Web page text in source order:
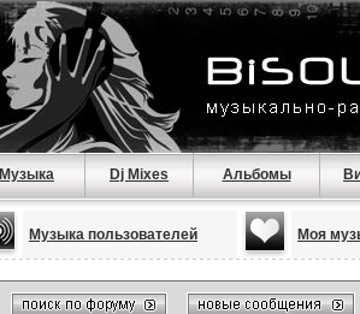
Музыка Dj Mixes Альбомы
Музыка пользователей Моя